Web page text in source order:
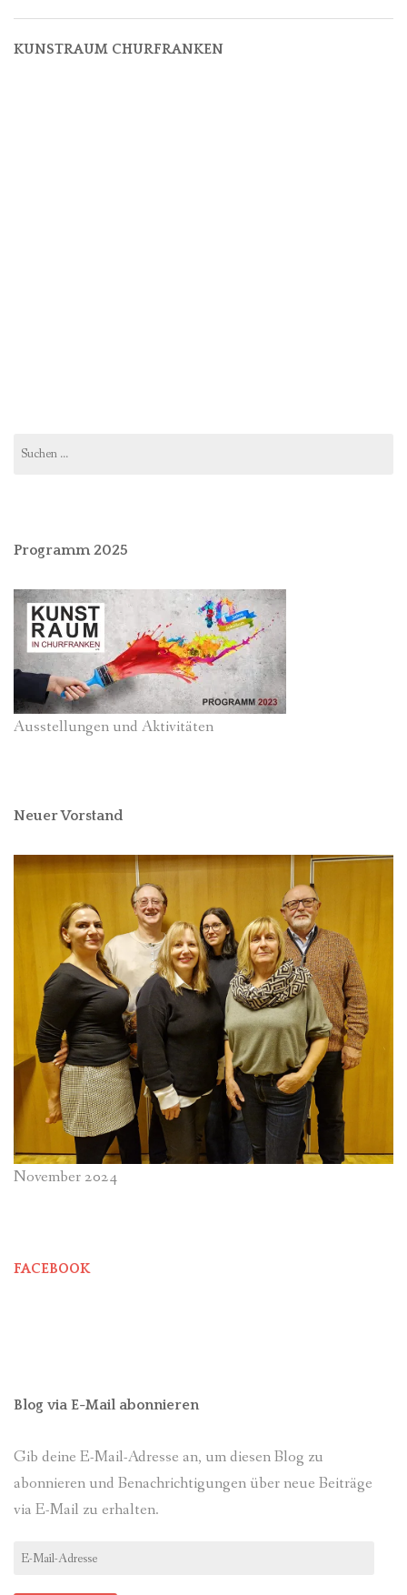
KUNSTRAUM CHURFRANKEN
nach:
Programm 2025
Ausstellungen und Aktivitäten
Neuer Vorstand
November 2024
FACEBOOK
Blog via E-Mail abonnieren
Gib deine E-Mail-Adresse an, um diesen Blog zu
abonnieren und Benachrichtigungen über neue Beiträge
via E-Mail zu erhalten.
E-